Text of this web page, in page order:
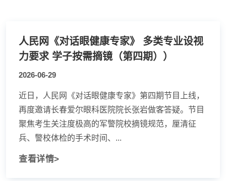
人民网《对话眼健康专家》 多类专业设视
力要求 学子按需摘镜（第四期））
2026-06-29
近日，人民网《对话眼健康专家》第四期节目上线，
再度邀请长春爱尔眼科医院院长张岩做客答疑。节目
聚焦考生关注度极高的军警院校摘镜规范，厘清征
兵、警校体检的手术时间、...
查看详情>